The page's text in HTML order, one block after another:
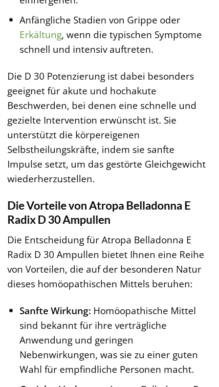
Anfängliche Stadien von Grippe oder
Erkältung, wenn die typischen Symptome
schnell und intensiv auftreten.
Die D 30 Potenzierung ist dabei besonders
geeignet für akute und hochakute
Beschwerden, bei denen eine schnelle und
gezielte Intervention erwünscht ist. Sie
unterstützt die körpereigenen
Selbstheilungskräfte, indem sie sanfte
Impulse setzt, um das gestörte Gleichgewicht
wiederherzustellen.
Die Vorteile von Atropa Belladonna E
Radix D 30 Ampullen
Die Entscheidung für Atropa Belladonna E
Radix D 30 Ampullen bietet Ihnen eine Reihe
von Vorteilen, die auf der besonderen Natur
dieses homöopathischen Mittels beruhen:
Sanfte Wirkung: Homöopathische Mittel
sind bekannt für ihre verträgliche
Anwendung und geringen
Nebenwirkungen, was sie zu einer guten
Wahl für empfindliche Personen macht.